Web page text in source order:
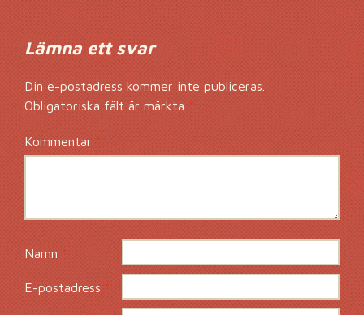
Lämna ett svar
Din e-postadress kommer inte publiceras.
Obligatoriska fält är märkta*
Kommentar*
Namn *
E-postadress*